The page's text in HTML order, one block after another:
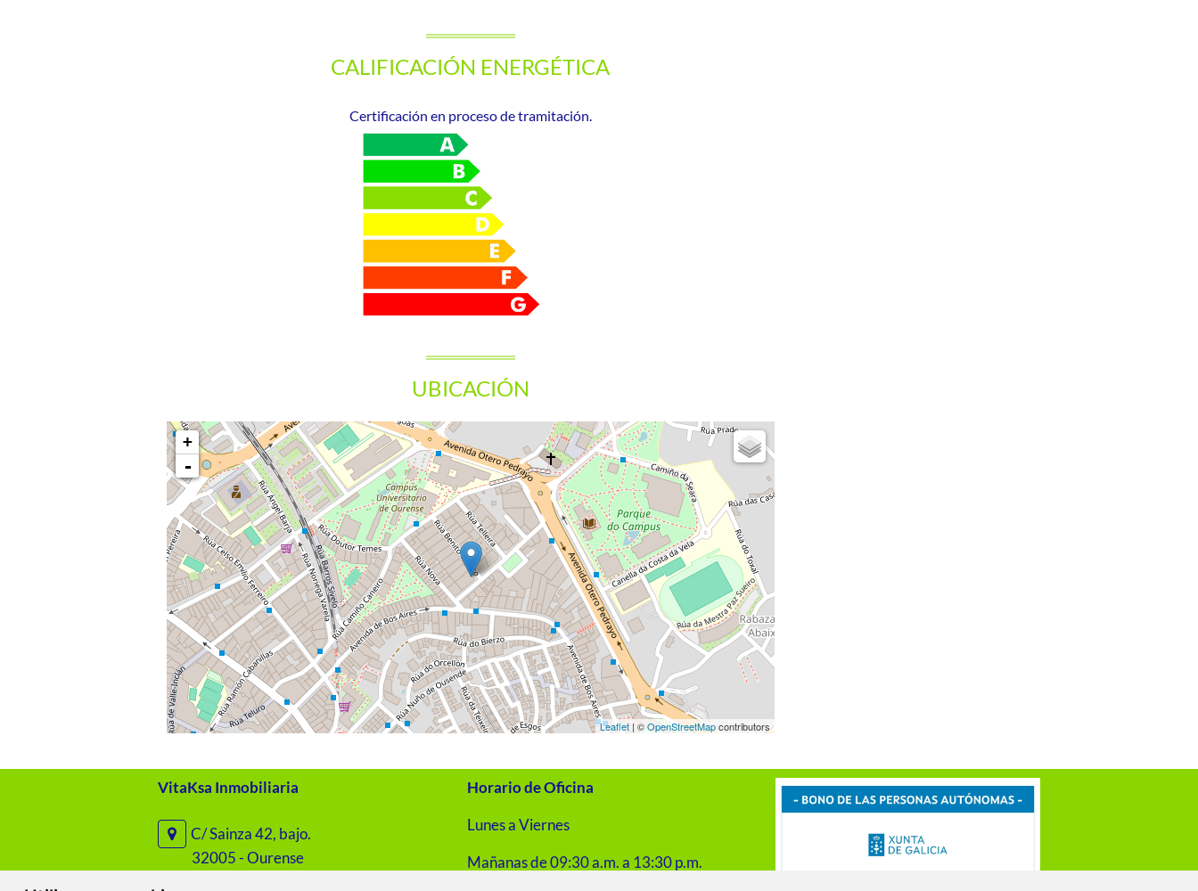
CALIFICACIÓN ENERGÉTICA
Certificación en proceso de tramitación.
UBICACIÓN
+
-
Leaflet| ©OpenStreetMapcontributors
VitaKsa Inmobiliaria
C/ Sainza 42, bajo.
32005 - Ourense
Horario de Oficina
Lunes a Viernes
Mañanas de 09:30 a.m. a 13:30 p.m.